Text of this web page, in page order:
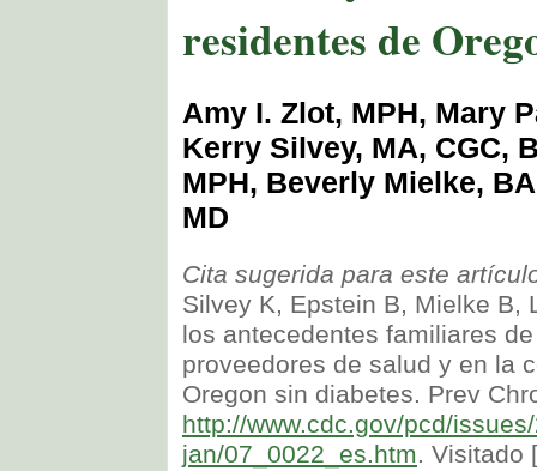
residentes de
Amy I. Zlot, MPH, Mary
Kerry Silvey, MA, CGC,
MPH, Beverly Mielke,
MD
Cita sugerida para este
Silvey K, Epstein B, Mielke B,
los antecedentes familiares
proveedores de salud y en la
Oregon sin diabetes. Prev
http://www.cdc.gov/pcd/
jan/07_0022_es.htm. Visitado [